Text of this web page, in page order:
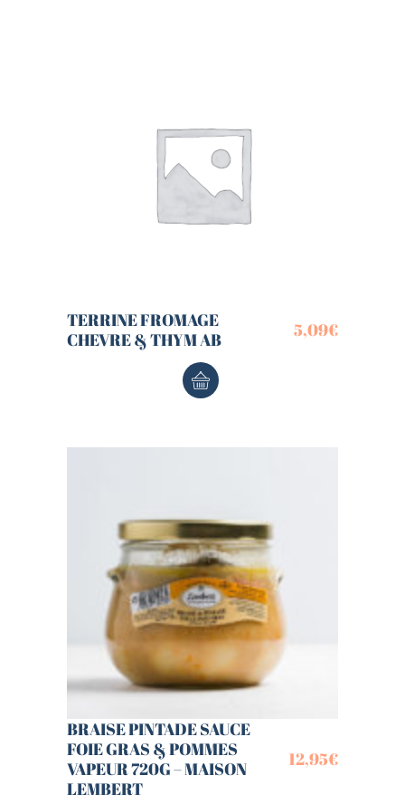
TERRINE FROMAGE
CHEVRE & THYM AB
5,09€
BRAISE PINTADE SAUCE
FOIE GRAS & POMMES
VAPEUR 720G – MAISON
LEMBERT
12,95€